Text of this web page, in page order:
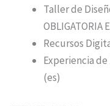
Taller de
OBLIGATORIA
Recursos
Experiencia de
(es)